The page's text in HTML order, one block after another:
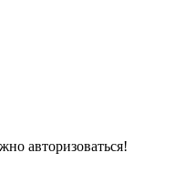
авторизоваться!